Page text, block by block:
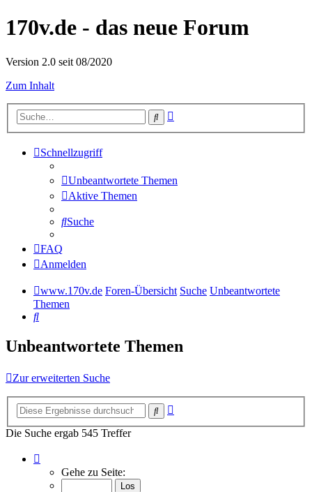
170v.de - das neue Forum
Version 2.0 seit 08/2020
Zum Inhalt
Suche
Schnellzugriff
Unbeantwortete Themen
Aktive Themen
Suche
FAQ
Anmelden
www.170v.de Foren-Übersicht Suche Unbeantwortete
Themen
Suche
Unbeantwortete Themen
Zur erweiterten Suche
Suche
Die Suche ergab 545 Treffer
von
Gehe zu Seite: